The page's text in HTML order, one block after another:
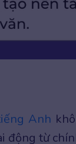
Anh
động từ